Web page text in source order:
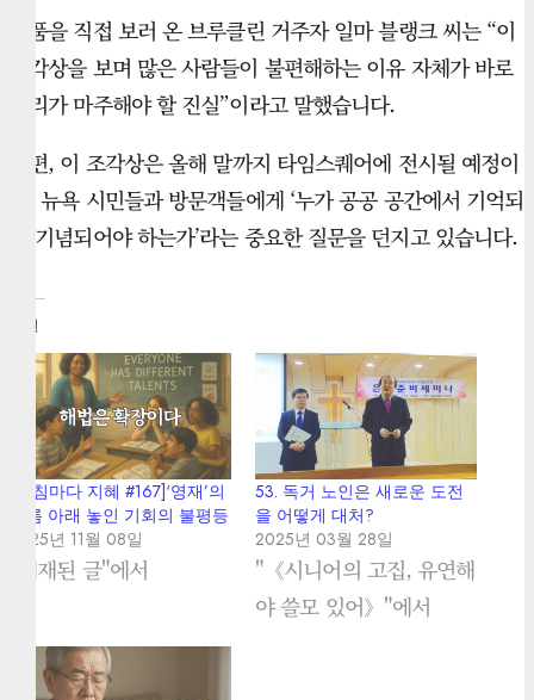
작품을 직접 보러 온 브루클린 거주자 일마 블랭크 씨는 “이
조각상을 보며 많은 사람들이 불편해하는 이유 자체가 바로
우리가 마주해야 할 진실”이라고 말했습니다.
한편, 이 조각상은 올해 말까지 타임스퀘어에 전시될 예정이
며, 뉴욕 시민들과 방문객들에게 ‘누가 공공 공간에서 기억되
고 기념되어야 하는가’라는 중요한 질문을 던지고 있습니다.
관련
[아침마다 지혜 #167]‘영재’의
이름 아래 놓인 기회의 불평등
2025년 11월 08일
"게재된 글"에서
53. 독거 노인은 새로운 도전
을 어떻게 대처?
2025년 03월 28일
"《시니어의 고집, 유연해
야 쓸모 있어》"에서